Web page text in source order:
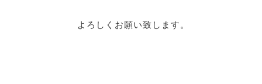
よろしくお願い致します。